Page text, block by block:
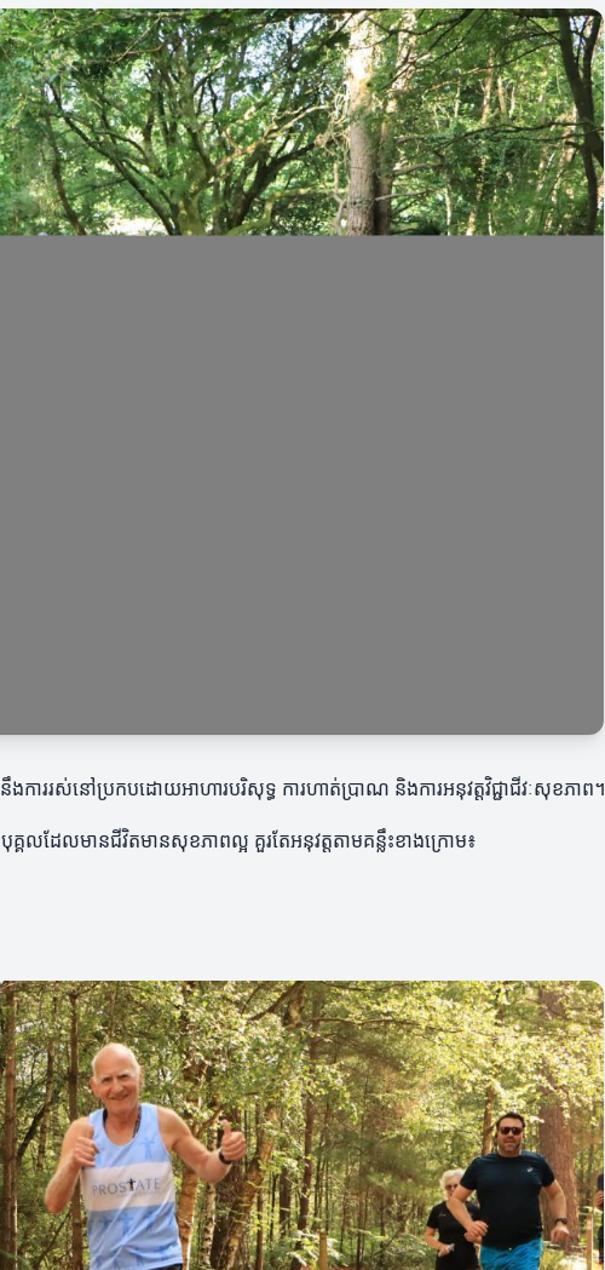
ការរស់នៅប្រកបដោយអាហារបរិសុទ្ធ ការហាត់ប្រាណ និងការអនុវត្តវិជ្ជាជីវៈសុខភាព។
គ្គលដែលមានជីវិតមានសុខភាពល្អ គួរតែអនុវត្តតាមគន្លឹះខាងក្រោម៖